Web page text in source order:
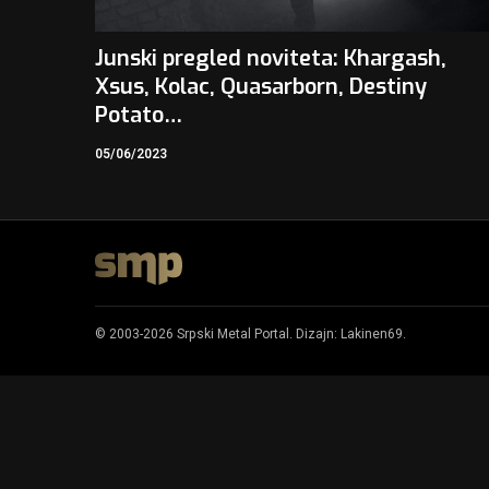
Junski pregled noviteta: Khargash,
Xsus, Kolac, Quasarborn, Destiny
Potato…
05/06/2023
© 2003-2026 Srpski Metal Portal. Dizajn: Lakinen69.